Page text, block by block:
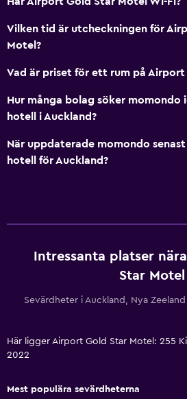
Toalett
Walk-in-dusch
Utomhus
Terrass/uteplats
Picknickområde
Hela enheten ligger på
Allergivänliga rum
Vilken tid är utcheckningen för
Motel?
Vad är priset för ett rum på Airport
Hur många bolag söker momondo
hotell i Auckland?
När uppdaterade momondo
hotell för Auckland?
Intressanta platser
Star Motel
Sevärdheter i Auckland, Nya
Här ligger Airport Gold Star Motel: 255
2022
Mest populära sevärdheterna